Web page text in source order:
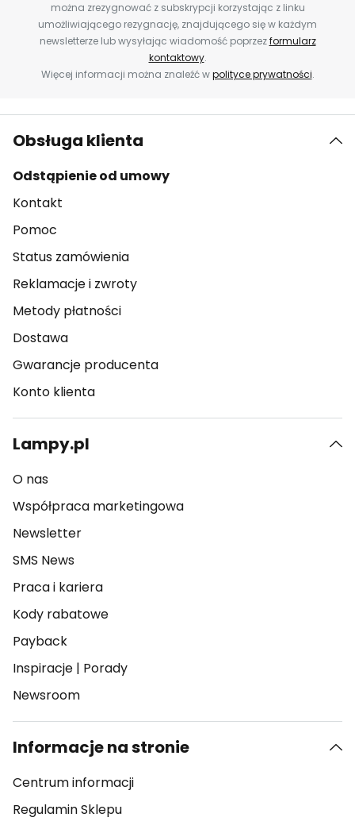
można zrezygnować z subskrypcji korzystając z linku
umożliwiającego rezygnację, znajdującego się w każdym
newsletterze lub wysyłając wiadomość poprzezformularz
kontaktowy.
Więcej informacji można znaleźć wpolityce prywatności.
Obsługa klienta
Odstąpienie od umowy
Kontakt
Pomoc
Status zamówienia
Reklamacje i zwroty
Metody płatności
Dostawa
Gwarancje producenta
Konto klienta
Lampy.pl
O nas
Współpraca marketingowa
Newsletter
SMS News
Praca i kariera
Kody rabatowe
Payback
Inspiracje | Porady
Newsroom
Informacje na stronie
Centrum informacji
Regulamin Sklepu